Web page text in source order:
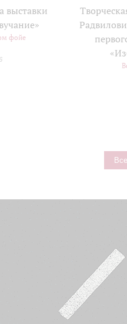
выставки
фойе